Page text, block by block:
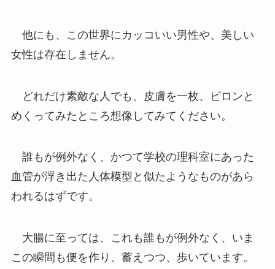
他にも、この世界にカッコいい男性や、美しい
女性は存在しません。
どれだけ素敵な人でも、皮膚を一枚、ビロンと
めくってみたところ想像してみてください。
誰もが例外なく、かつて学校の理科室にあった
血管が浮き出た人体模型と似たようなものがあら
われるはずです。
大腸に至っては、これも誰もが例外なく、いま
この瞬間も便を作り、蓄えつつ、歩いています。